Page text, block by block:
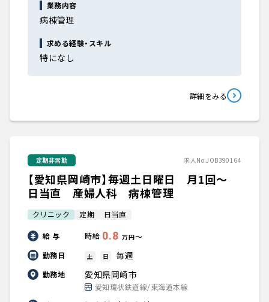
業務内容
病棟管理
求める経験・スキル
特になし
詳細をみる
定期非常勤 求人No.JOB390164
【愛知県岡崎市】毎週土日曜日 月1回～
日当直 産婦人科 病棟管理
クリニック 定期 日当直
給 与 時給 0.8 万円〜
勤務日
土 日 毎週
勤務地 愛知県岡崎市
愛知環状鉄道線/東海道本線